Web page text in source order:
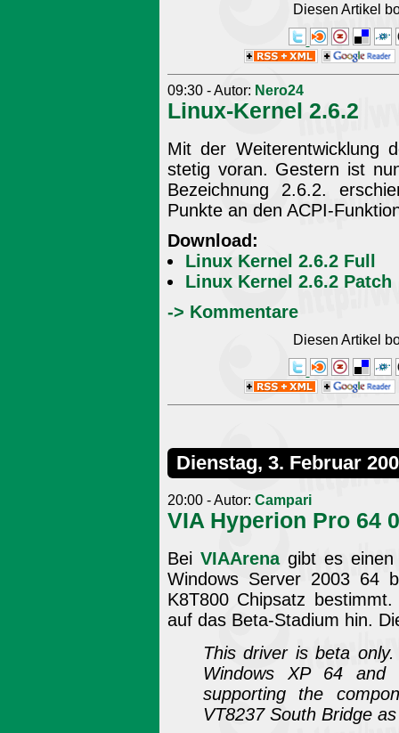
Diesen Artikel
09:30 - Autor: Nero24
Linux-Kernel 2.6.2
Mit der Weiterentwicklung
stetig voran. Gestern ist
Bezeichnung 2.6.2.
Punkte an den ACPI-
Download:
Linux Kernel 2.6.2 Full
Linux Kernel 2.6.2 Patch
-> Kommentare
Diesen Artikel
Dienstag, 3. Februar
20:00 - Autor: Campari
VIA Hyperion Pro 64
Bei VIAArenagibt es einen
Windows Server 2003 64
K8T800 Chipsatz
auf das Beta-Stadium hin.
This driver is beta
Windows XP 64 and
supporting the
VT8237 South Bridge